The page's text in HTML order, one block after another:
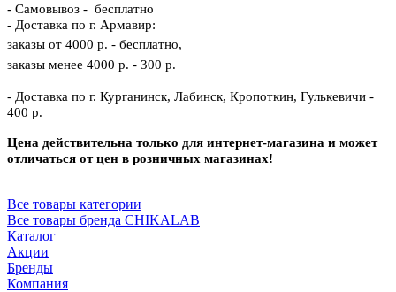
- Самовывоз - бесплатно
- Доставка по г. Армавир:
заказы от 4000 р. - бесплатно,
заказы менее 4000 р. - 300 р.
- Доставка по г. Курганинск, Лабинск, Кропоткин, Гулькевичи -
400 р.
Цена действительна только для интернет-магазина и может
отличаться от цен в розничных магазинах!
Все товары категории
Все товары бренда CHIKALAB
Каталог
Акции
Бренды
Компания